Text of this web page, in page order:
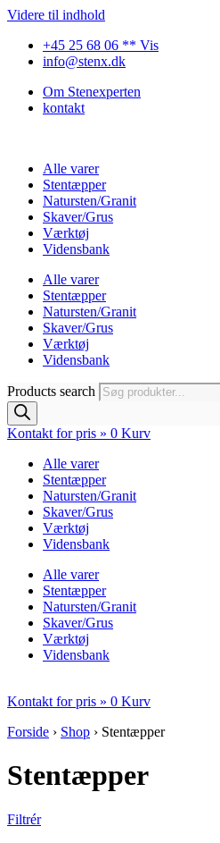
Videre til indhold
+45 25 68 06 ** Vis
info@stenx.dk
Om Stenexperten
kontakt
Alle varer
Stentæpper
Natursten/Granit
Skaver/Grus
Værktøj
Vidensbank
Alle varer
Stentæpper
Natursten/Granit
Skaver/Grus
Værktøj
Vidensbank
Products search
Kontakt for pris » 0 Kurv
Alle varer
Stentæpper
Natursten/Granit
Skaver/Grus
Værktøj
Vidensbank
Alle varer
Stentæpper
Natursten/Granit
Skaver/Grus
Værktøj
Vidensbank
Kontakt for pris » 0 Kurv
Forside › Shop › Stentæpper
Stentæpper
Filtrér